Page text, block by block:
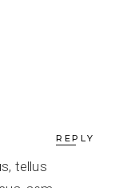
tellus
REPLY